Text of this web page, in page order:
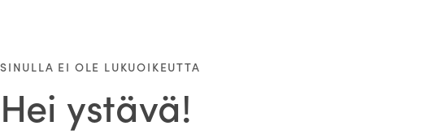
SINULLA EI OLE LUKUOIKEUTTA
Hei ystävä!